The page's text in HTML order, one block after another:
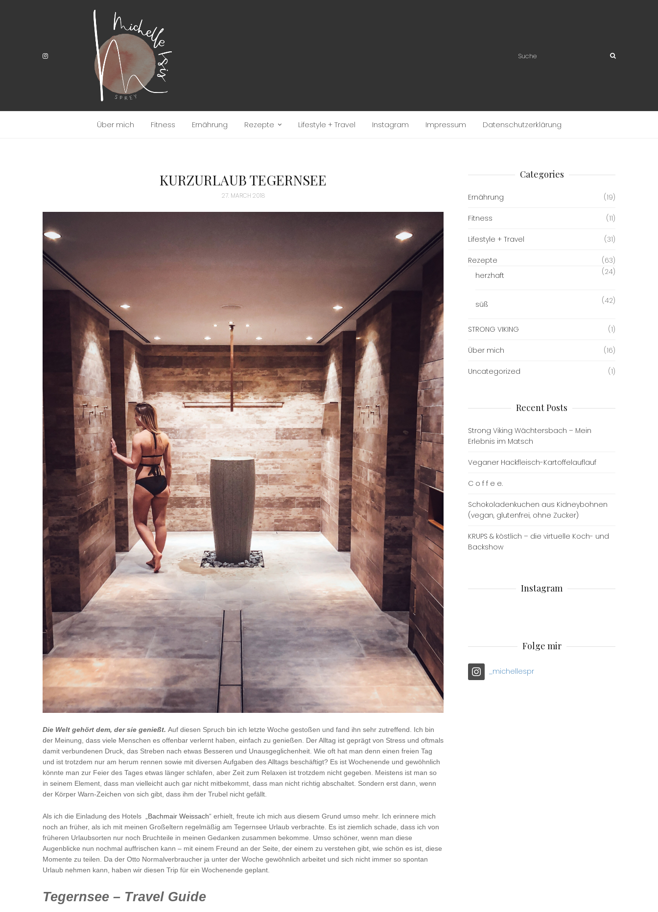
Über mich Fitness Ernährung Rezepte Lifestyle + Travel Instagram Impressum Datenschutzerklärung
KURZURLAUB TEGERNSEE
27. MARCH 2018
Die Welt gehört dem, der sie genießt. Auf diesen Spruch bin ich letzte Woche gestoßen und fand ihn sehr zutreffend. Ich bin
der Meinung, dass viele Menschen es offenbar verlernt haben, einfach zu genießen. Der Alltag ist geprägt von Stress und oftmals
damit verbundenen Druck, das Streben nach etwas Besseren und Unausgeglichenheit. Wie oft hat man denn einen freien Tag
und ist trotzdem nur am herum rennen sowie mit diversen Aufgaben des Alltags beschäftigt? Es ist Wochenende und gewöhnlich
könnte man zur Feier des Tages etwas länger schlafen, aber Zeit zum Relaxen ist trotzdem nicht gegeben. Meistens ist man so
in seinem Element, dass man vielleicht auch gar nicht mitbekommt, dass man nicht richtig abschaltet. Sondern erst dann, wenn
der Körper Warn-Zeichen von sich gibt, dass ihm der Trubel nicht gefällt.
Als ich die Einladung des Hotels „ Bachmair Weissach“ erhielt, freute ich mich aus diesem Grund umso mehr. Ich erinnere mich
noch an früher, als ich mit meinen Großeltern regelmäßig am Tegernsee Urlaub verbrachte. Es ist ziemlich schade, dass ich von
früheren Urlaubsorten nur noch Bruchteile in meinen Gedanken zusammen bekomme. Umso schöner, wenn man diese
Augenblicke nun nochmal auffrischen kann – mit einem Freund an der Seite, der einem zu verstehen gibt, wie schön es ist, diese
Momente zu teilen. Da der Otto Normalverbraucher ja unter der Woche gewöhnlich arbeitet und sich nicht immer so spontan
Urlaub nehmen kann, haben wir diesen Trip für ein Wochenende geplant.
Tegernsee – Travel Guide
Categories
Ernährung (19)
Fitness (11)
Lifestyle + Travel (31)
Rezepte
(63)
herzhaft
(24)
süß (42)
STRONG VIKING (1)
Über mich (16)
Uncategorized (1)
Recent Posts
Strong Viking Wächtersbach – Mein
Erlebnis im Matsch
Veganer Hackfleisch-Kartoffelauflauf
C o f f e e.
Schokoladenkuchen aus Kidneybohnen
(vegan, glutenfrei, ohne Zucker)
KRUPS & köstlich – die virtuelle Koch- und
Backshow
Instagram
Folge mir
_michellespr